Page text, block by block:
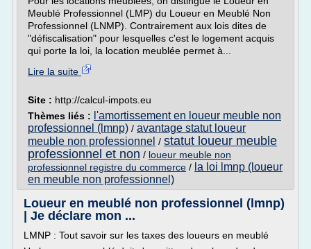
Meublé Professionnel (LMP) du Loueur en Meublé Non
Professionnel (LNMP). Contrairement aux lois dites de
"défiscalisation" pour lesquelles c'est le logement acquis
qui porte la loi, la location meublée permet à...
Lire la suite
Site : http://calcul-impots.eu
Thèmes liés : l'amortissement en loueur meuble non
professionnel (lmnp) / avantage statut loueur
meuble non professionnel / statut loueur meuble
professionnel et non / loueur meuble non
professionnel registre du commerce / la loi lmnp (loueur
en meuble non professionnel)
Loueur en meublé non professionnel (lmnp)
| Je déclare mon ...
LMNP : Tout savoir sur les taxes des loueurs en meublé